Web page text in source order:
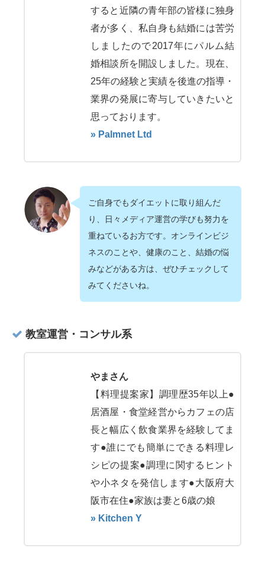
すると近隣の青年部の皆様に独身
者が多く、私自身も結婚には苦労
しましたので2017年にパルム結
婚相談所を開設しました。現在、
25年の経験と実績を後進の指導・
業界の発展に寄与していきたいと
思っております。
» Palmnet Ltd
ご自身でもダイエットに取り組んだ
り、日々メディア運営の学びも努力を
重ねているお方です。オンラインビジ
ネスのことや、健康のこと、結婚の悩
みなどがある方は、ぜひチェックして
みてくださいね。
教室運営・コンサル系
やまさん
【料理提案家】調理歴35年以上●
居酒屋・食堂経営からカフェの店
長と幅広く飲食業界を経験してま
す●誰にでも簡単にできる料理レ
シピの提案●調理に関するヒント
や小ネタを発信します●大阪府大
阪市在住●家族は妻と6歳の娘
» Kitchen Y